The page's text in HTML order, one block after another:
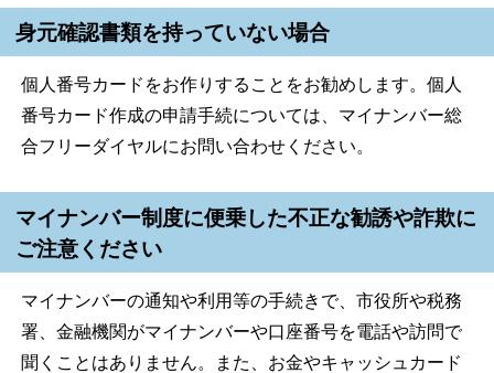
身元確認書類を持っていない場合
個人番号カードをお作りすることをお勧めします。個人
番号カード作成の申請手続については、マイナンバー総
合フリーダイヤルにお問い合わせください。
マイナンバー制度に便乗した不正な勧誘や詐欺に
ご注意ください
マイナンバーの通知や利用等の手続きで、市役所や税務
署、金融機関がマイナンバーや口座番号を電話や訪問で
聞くことはありません。また、お金やキャッシュカード